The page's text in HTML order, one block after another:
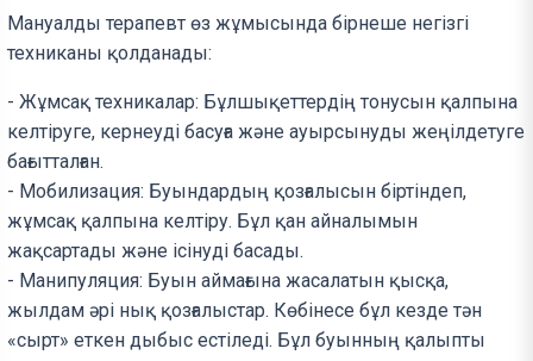
Мануалды терапевт өз жұмысында бірнеше негізгі
техниканы қолданады:
- Жұмсақ техникалар: Бұлшықеттердің тонусын қалпына
келтіруге, кернеуді басуға және ауырсынуды жеңілдетуге
бағытталған.
- Мобилизация: Буындардың қозғалысын біртіндеп,
жұмсақ қалпына келтіру. Бұл қан айналымын
жақсартады және ісінуді басады.
- Манипуляция: Буын аймағына жасалатын қысқа,
жылдам әрі нық қозғалыстар. Көбінесе бұл кезде тән
«сырт» еткен дыбыс естіледі. Бұл буынның қалыпты